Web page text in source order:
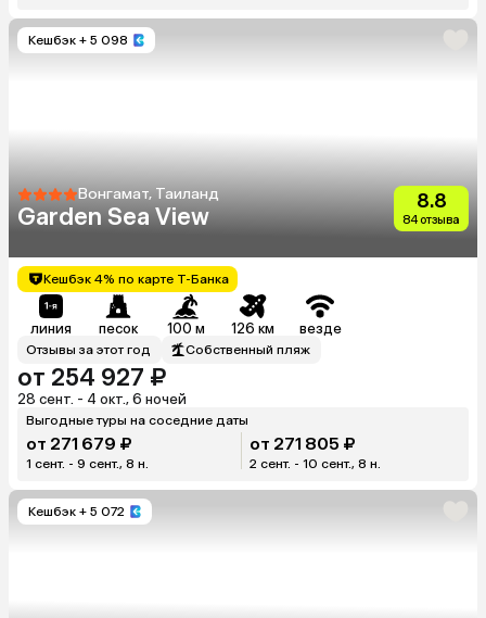
Кешбэк + 5 098
Вонгамат, Таиланд
Garden Sea View
8.8
84 отзыва
Кешбэк 4% по карте Т-Банка
линия песок 100 м 126 км везде
Отзывы за этот год Собственный пляж
от 254 927 ₽
28 сент. - 4 окт., 6 ночей
Выгодные туры на соседние даты
от 271 679 ₽
1 сент. - 9 сент., 8 н.
от 271 805 ₽
2 сент. - 10 сент., 8 н.
Кешбэк + 5 072